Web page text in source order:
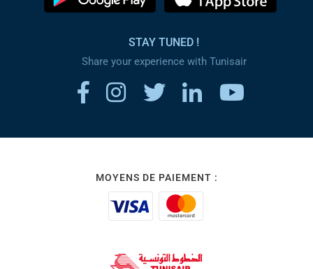
STAY TUNED !
Share your experience with Tunisair
MOYENS DE PAIEMENT :